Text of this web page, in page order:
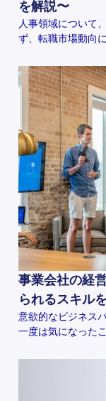
を解説〜
人事領域について
ず、転職市場動向
事業会社の経
られるスキル
意欲的なビジネス
一度は気になった